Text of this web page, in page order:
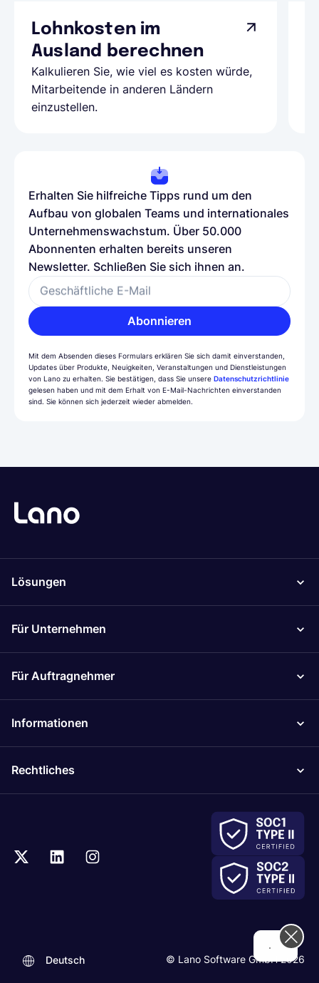
Lohnkosten im
Ausland berechnen
Kalkulieren Sie, wie viel es kosten würde,
Mitarbeitende in anderen Ländern
einzustellen.
Erhalten Sie hilfreiche Tipps rund um den
Aufbau von globalen Teams und internationales
Unternehmenswachstum. Über 50.000
Abonnenten erhalten bereits unseren
Newsletter. Schließen Sie sich ihnen an.
Geschäftliche E-Mail
Abonnieren
Mit dem Absenden dieses Formulars erklären Sie sich damit einverstanden,
Updates über Produkte, Neuigkeiten, Veranstaltungen und Dienstleistungen
von Lano zu erhalten. Sie bestätigen, dass Sie unsere Datenschutzrichtlinie
gelesen haben und mit dem Erhalt von E-Mail-Nachrichten einverstanden
sind. Sie können sich jederzeit wieder abmelden.
Lösungen
Für Unternehmen
Für Auftragnehmer
Informationen
Rechtliches
© Lano Software GmbH 2026
Deutsch
..